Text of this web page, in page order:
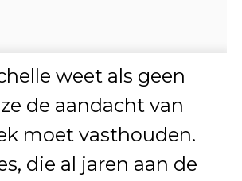
weet als geen
de aandacht van
moet vasthouden.
die al jaren aan de